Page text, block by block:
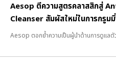
Aesop ตีความสูตรคลาสสิกสู่
Cleanser สัมผัสใหม่ในการกรูม
Aesop ตอกย้ำความเป็นผู้นำด้านการดูแล